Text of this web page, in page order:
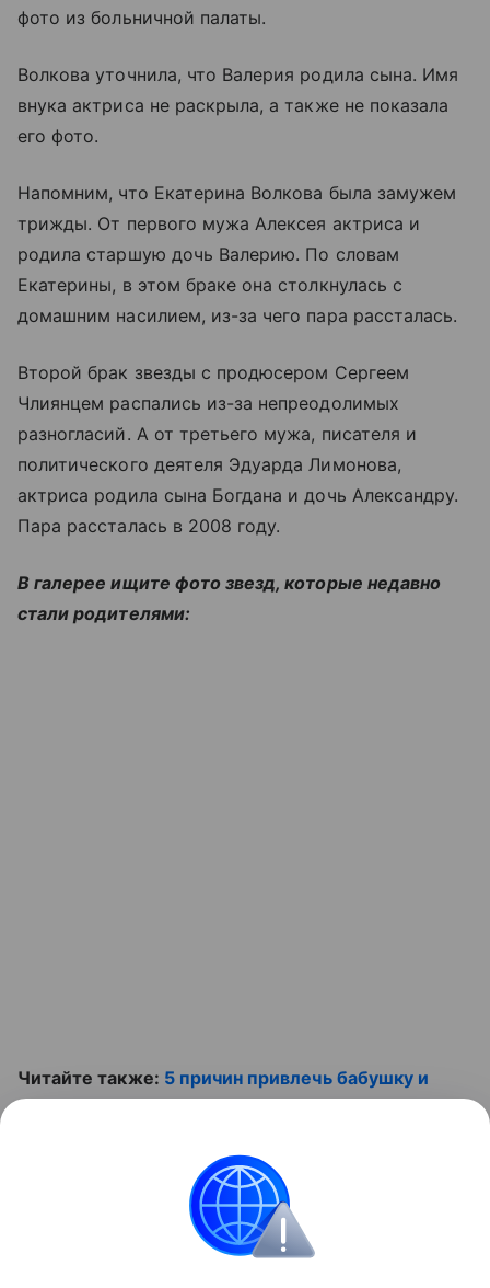
фото из больничной палаты.
Волкова уточнила, что Валерия родила сына. Имя
внука актриса не раскрыла, а также не показала
его фото.
Напомним, что Екатерина Волкова была замужем
трижды. От первого мужа Алексея актриса и
родила старшую дочь Валерию. По словам
Екатерины, в этом браке она столкнулась с
домашним насилием, из-за чего пара рассталась.
Второй брак звезды с продюсером Сергеем
Члиянцем распались из-за непреодолимых
разногласий. А от третьего мужа, писателя и
политического деятеля Эдуарда Лимонова,
актриса родила сына Богдана и дочь Александру.
Пара рассталась в 2008 году.
В галерее ищите фото звезд, которые недавно
стали родителями:
Читайте также: 5 причин привлечь бабушку и
Контент недоступен
Бабушки и дедушки